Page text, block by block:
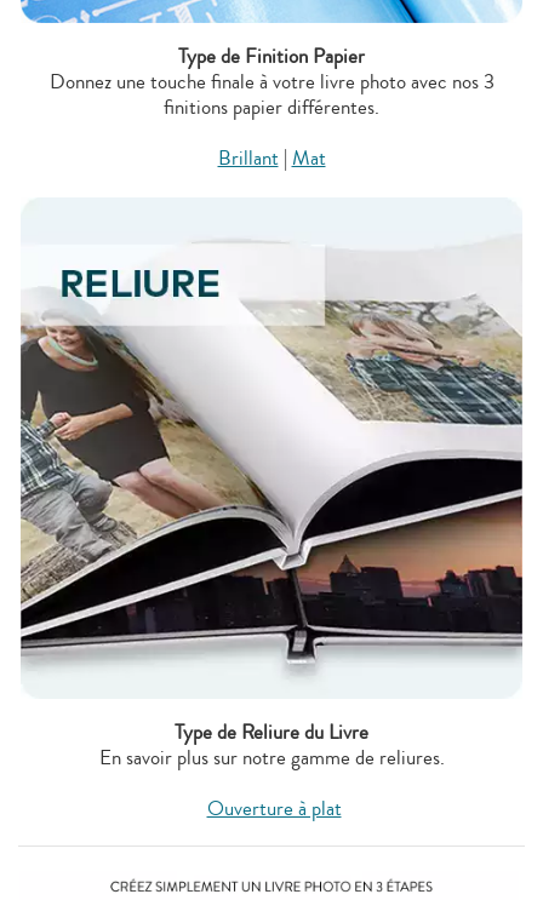
Type de Finition Papier
Donnez une touche finale à votre livre photo avec nos 3
finitions papier différentes.
Brillant| Mat
Type de Reliure du Livre
En savoir plus sur notre gamme de reliures.
Ouverture à plat